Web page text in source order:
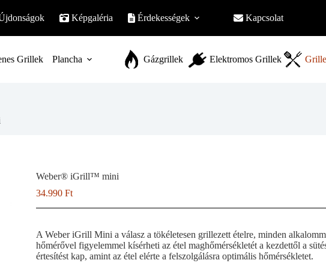
Képgaléria Érdekességek Kapcsolat
Grillek Plancha Gázgrillek Elektromos Grillek
Weber® iGrill™ mini
34.990 Ft
A Weber iGrill Mini a válasz a tökéletesen grillezett ételre, minden
hőmérővel figyelemmel kísérheti az étel maghőmérsékletét a kezdettől a
értesítést kap, amint az étel elérte a felszolgálásra optimális hőmérsékletet.